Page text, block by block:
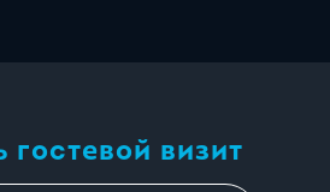
гостевой визит